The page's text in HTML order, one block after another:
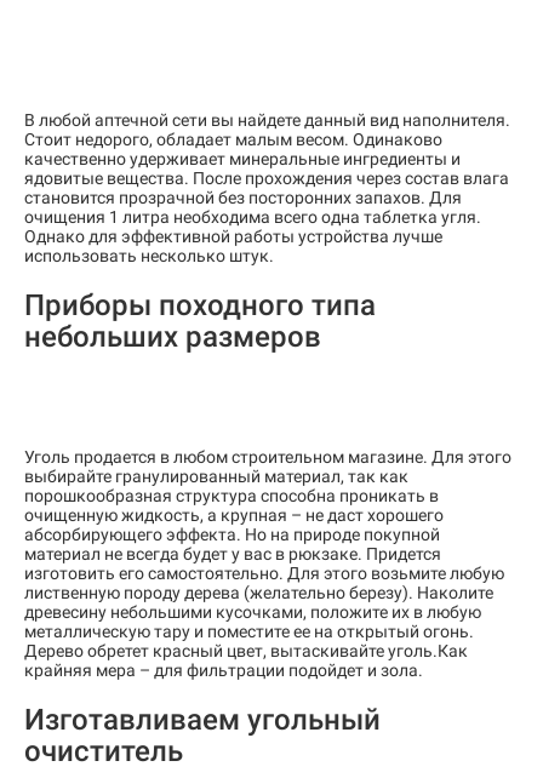
В любой аптечной сети вы найдете данный вид наполнителя.
Стоит недорого, обладает малым весом. Одинаково
качественно удерживает минеральные ингредиенты и
ядовитые вещества. После прохождения через состав влага
становится прозрачной без посторонних запахов. Для
очищения 1 литра необходима всего одна таблетка угля.
Однако для эффективной работы устройства лучше
использовать несколько штук.
Приборы походного типа
небольших размеров
Уголь продается в любом строительном магазине. Для этого
выбирайте гранулированный материал, так как
порошкообразная структура способна проникать в
очищенную жидкость, а крупная – не даст хорошего
абсорбирующего эффекта. Но на природе покупной
материал не всегда будет у вас в рюкзаке. Придется
изготовить его самостоятельно. Для этого возьмите любую
лиственную породу дерева (желательно березу). Наколите
древесину небольшими кусочками, положите их в любую
металлическую тару и поместите ее на открытый огонь.
Дерево обретет красный цвет, вытаскивайте уголь.Как
крайняя мера – для фильтрации подойдет и зола.
Изготавливаем угольный
очиститель